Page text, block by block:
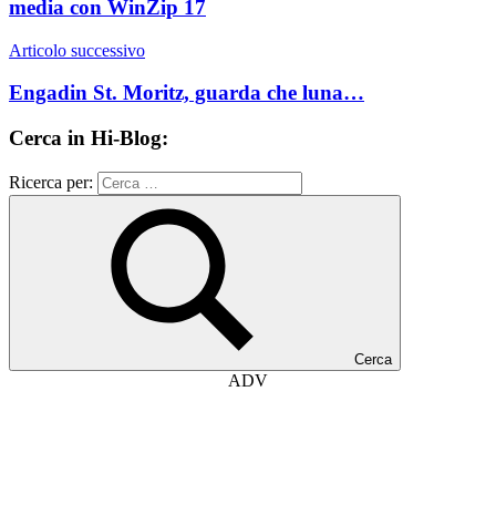
media con WinZip 17
Articolo successivo
Engadin St. Moritz, guarda che luna…
Cerca in Hi-Blog:
Ricerca per:
Cerca
ADV